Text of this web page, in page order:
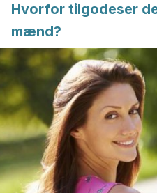
Hvorfor tilgodeser
mænd?